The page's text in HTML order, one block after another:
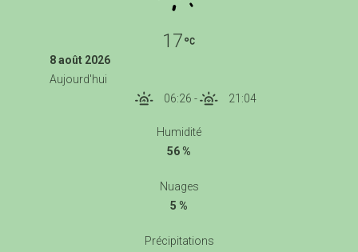
17
8 août 2026
Aujourd'hui
06:26 - 21:04
Humidité
56 %
Nuages
5 %
Précipitations